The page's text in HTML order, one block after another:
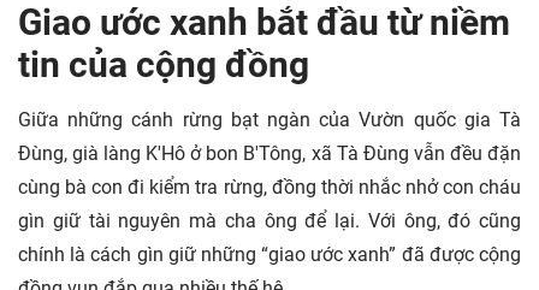
Giao ước xanh bắt đầu từ niềm
tin của cộng đồng
Giữa những cánh rừng bạt ngàn của Vườn quốc gia Tà
Đùng, già làng K'Hô ở bon B'Tông, xã Tà Đùng vẫn đều đặn
cùng bà con đi kiểm tra rừng, đồng thời nhắc nhở con cháu
gìn giữ tài nguyên mà cha ông để lại. Với ông, đó cũng
chính là cách gìn giữ những “giao ước xanh” đã được cộng